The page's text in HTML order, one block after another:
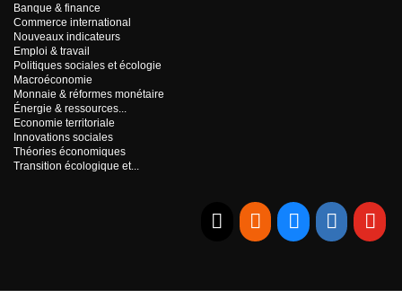
Banque & finance
Commerce international
Nouveaux indicateurs
Emploi & travail
Politiques sociales et écologie
Macroéconomie
Monnaie & réformes monétaire
Énergie & ressources...
Economie territoriale
Innovations sociales
Théories économiques
Transition écologique et...